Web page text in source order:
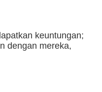
keuntungan;
dengan mereka,